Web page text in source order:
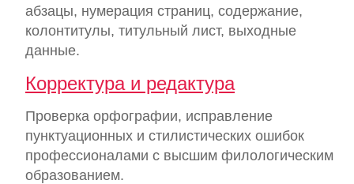
абзацы, нумерация страниц, содержание,
колонтитулы, титульный лист, выходные
данные.
Корректура и редактура
Проверка орфографии, исправление
пунктуационных и стилистических ошибок
профессионалами с высшим филологическим
образованием.